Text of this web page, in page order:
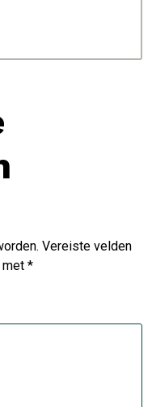
Vereiste velden
met *